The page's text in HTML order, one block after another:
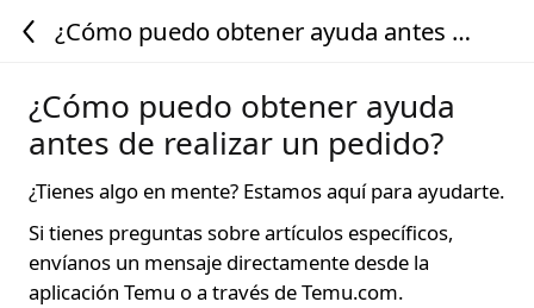
¿Cómo puedo obtener ayuda antes de
¿Cómo puedo obtener ayuda
antes de realizar un pedido?
¿Tienes algo en mente? Estamos aquí para ayudarte.
Si tienes preguntas sobre artículos específicos,
envíanos un mensaje directamente desde la
aplicación Temu o a través de Temu.com.